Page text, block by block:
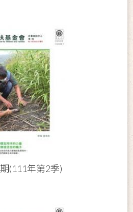
(111年第2季)